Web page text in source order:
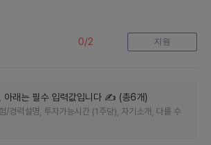
0/2 지원
래는 필수 입력값입니다✍️ (총6개)
/경력설명, 투자가능시간 (1주당), 자기소개, 다룰 수